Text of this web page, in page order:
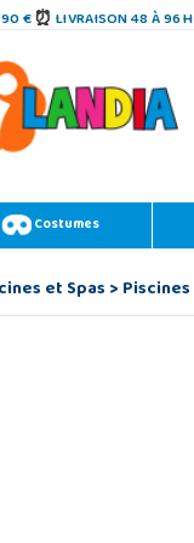
€ LIVRAISON 48 À 96
Costumes
et Spas>